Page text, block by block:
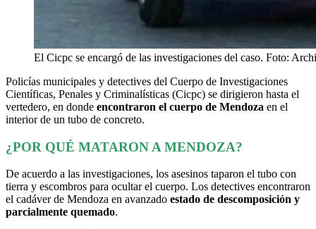
El Cicpc se encargó de las investigaciones del caso. Foto:
Policías municipales y detectives del Cuerpo de Investigaciones
Científicas, Penales y Criminalísticas (Cicpc) se dirigieron hasta el
vertedero, en donde encontraron el cuerpo de Mendoza en el
interior de un tubo de concreto.
¿POR QUÉ MATARON A MENDOZA?
De acuerdo a las investigaciones, los asesinos taparon el tubo con
tierra y escombros para ocultar el cuerpo. Los detectives encontraron
el cadáver de Mendoza en avanzado estado de descomposición y
parcialmente quemado.